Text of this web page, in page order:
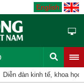
English
đàn kinh tế, khoa học,